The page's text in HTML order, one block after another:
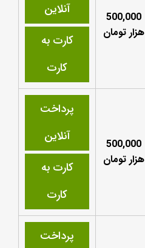
500,000
هزار تومان
آنلاین
کارت به
کارت
500,000
هزار تومان
پرداخت
آنلاین
کارت به
کارت
پرداخت